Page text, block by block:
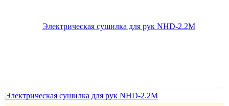
Электрическая сушилка для рук NHD-2.2М